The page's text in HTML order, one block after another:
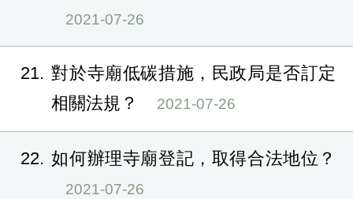
2021-07-26
21 對於寺廟低碳措施，民政局是否訂定
相關法規？
2021-07-26
22 如何辦理寺廟登記，取得合法地位？
2021-07-26